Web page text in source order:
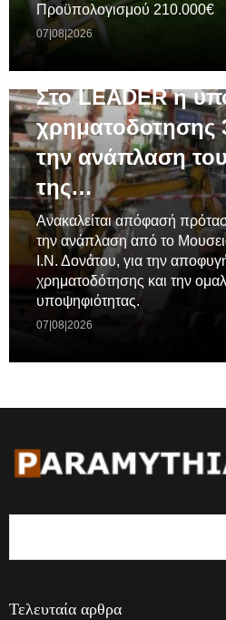
Προϋπολογισμού 210.000€
07|08|2026
Στο LEADER η
χρηματοδοτησης
την ανάπλαση
της…
Ανακαλείται απόφασή
την ανάπλαση από το
Ι.Ν. Δονάτου, για την
χρηματοδότησης και την
υποψηφιότητας.
07|08|2026
Τελευταία αρθρα